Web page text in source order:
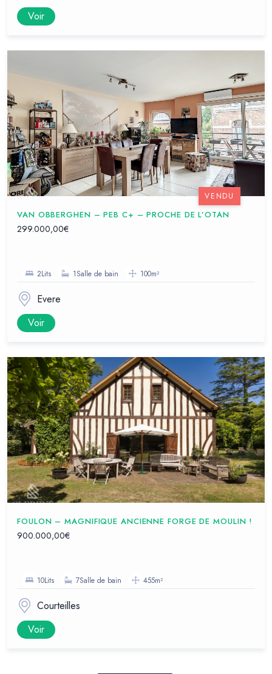
Voir
VAN OBBERGHEN – PEB C+ – PROCHE DE L’OTAN
299.000,00€
2Lits 1Salle de bain 100m²
Evere
Voir
VENDU
FOULON – MAGNIFIQUE ANCIENNE FORGE DE MOULIN !
900.000,00€
10Lits 7Salle de bain 455m²
Courteilles
Voir